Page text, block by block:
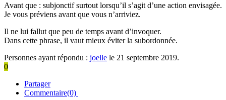
Avant que : subjonctif surtout lorsqu’il s’agit d’une action envisagée.
Je vous préviens avant que vous n’arriviez.
Il ne lui fallut que peu de temps avant d’invoquer.
Dans cette phrase, il vaut mieux éviter la subordonnée.
Personnes ayant répondu : joelle le 21 septembre 2019.
0
Partager
Commentaire(0)